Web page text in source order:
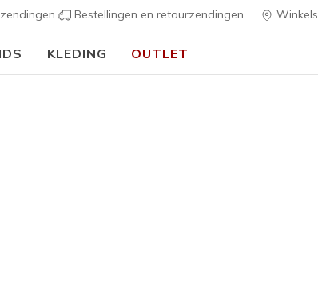
Bestellingen en retourzendingen Winkels
KLEDING OUTLET